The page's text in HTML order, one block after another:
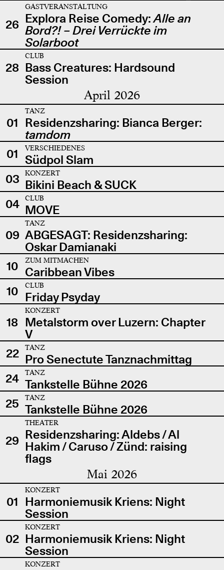
26
GASTVERANSTALTUNG
Explora Reise Comedy:Alle an
Bord?! – Drei Verrückte im
Solarboot
28
CLUB
Bass Creatures: Hardsound
Session
April 2026
01
TANZ
Residenzsharing: Bianca Berger:
tamdom
01
VERSCHIEDENES
Südpol Slam
03
KONZERT
Bikini Beach & SUCK
04
CLUB
MOVE
09
TANZ
ABGESAGT: Residenzsharing:
Oskar Damianaki
10
ZUM MITMACHEN
Caribbean Vibes
10
CLUB
Friday Psyday
18
KONZERT
Metalstorm over Luzern: Chapter
V
22
TANZ
Pro Senectute Tanznachmittag
24
TANZ
Tankstelle Bühne 2026
25
TANZ
Tankstelle Bühne 2026
29
THEATER
Residenzsharing: Aldebs / Al
Hakim / Caruso / Zünd: raising
flags
Mai 2026
01
KONZERT
Harmoniemusik Kriens: Night
Session
02
KONZERT
Harmoniemusik Kriens: Night
Session
KONZERT